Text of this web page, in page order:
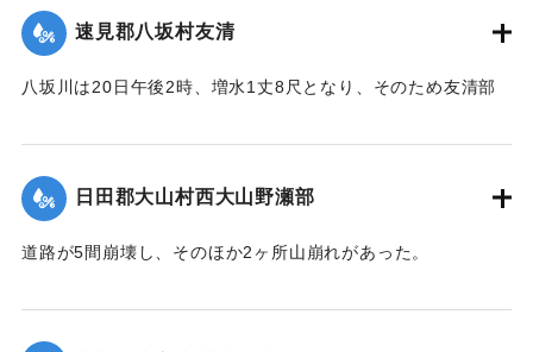
｜固有コード:
速見郡八坂村友清
八坂川は20日午後2時、増水1丈8尺となり、そのため友清部
壊して八坂村および杵築町の一部の水田100余町歩はさながら
泥海と化したが、挿秧（田植え）前で被害は軽い見込みであ
る。
【出典：大分新聞 大正12年6月22日 朝刊4面】
日田郡大山村西大山野瀬部
道路が5間崩壊し、そのほか2ヶ所山崩れがあった。